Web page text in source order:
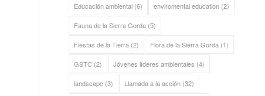
Educación ambiental (6) enviromental education (2)
Fauna de la Sierra Gorda (5)
Fiestas de la Tierra (2) Flora de la Sierra Gorda (1)
GSTC (2) Jóvenes líderes ambientales (4)
landscape (3) Llamada a la acción (32)